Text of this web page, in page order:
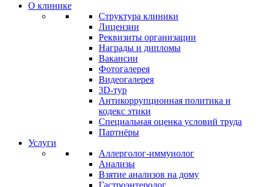
О клинике
Структура клиники
Лицензии
Реквизиты организации
Награды и дипломы
Вакансии
Фотогалерея
Видеогалерея
3D-тур
Антикоррупционная политика и
кодекс этики
Специальная оценка условий труда
Партнёры
Услуги
Аллерголог-иммунолог
Анализы
Взятие анализов на дому
Гастроэнтеролог